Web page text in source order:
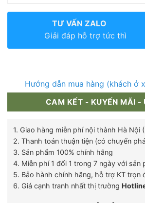
TƯ VẤN ZALO
Giải đáp hỗ trợ tức thì
Hướng dẫn mua hàng (khách ở
CAM KẾT - KUYẾN MÃI -
1. Giao hàng miễn phí nội thành Hà Nội
2. Thanh toán thuận tiện (có chuyển
3. Sản phẩm 100% chính hãng
4. Miễn phí 1 đổi 1 trong 7 ngày với sản
5. Bảo hành chính hãng, hỗ trợ KT trọn
6. Giá cạnh tranh nhất thị trường